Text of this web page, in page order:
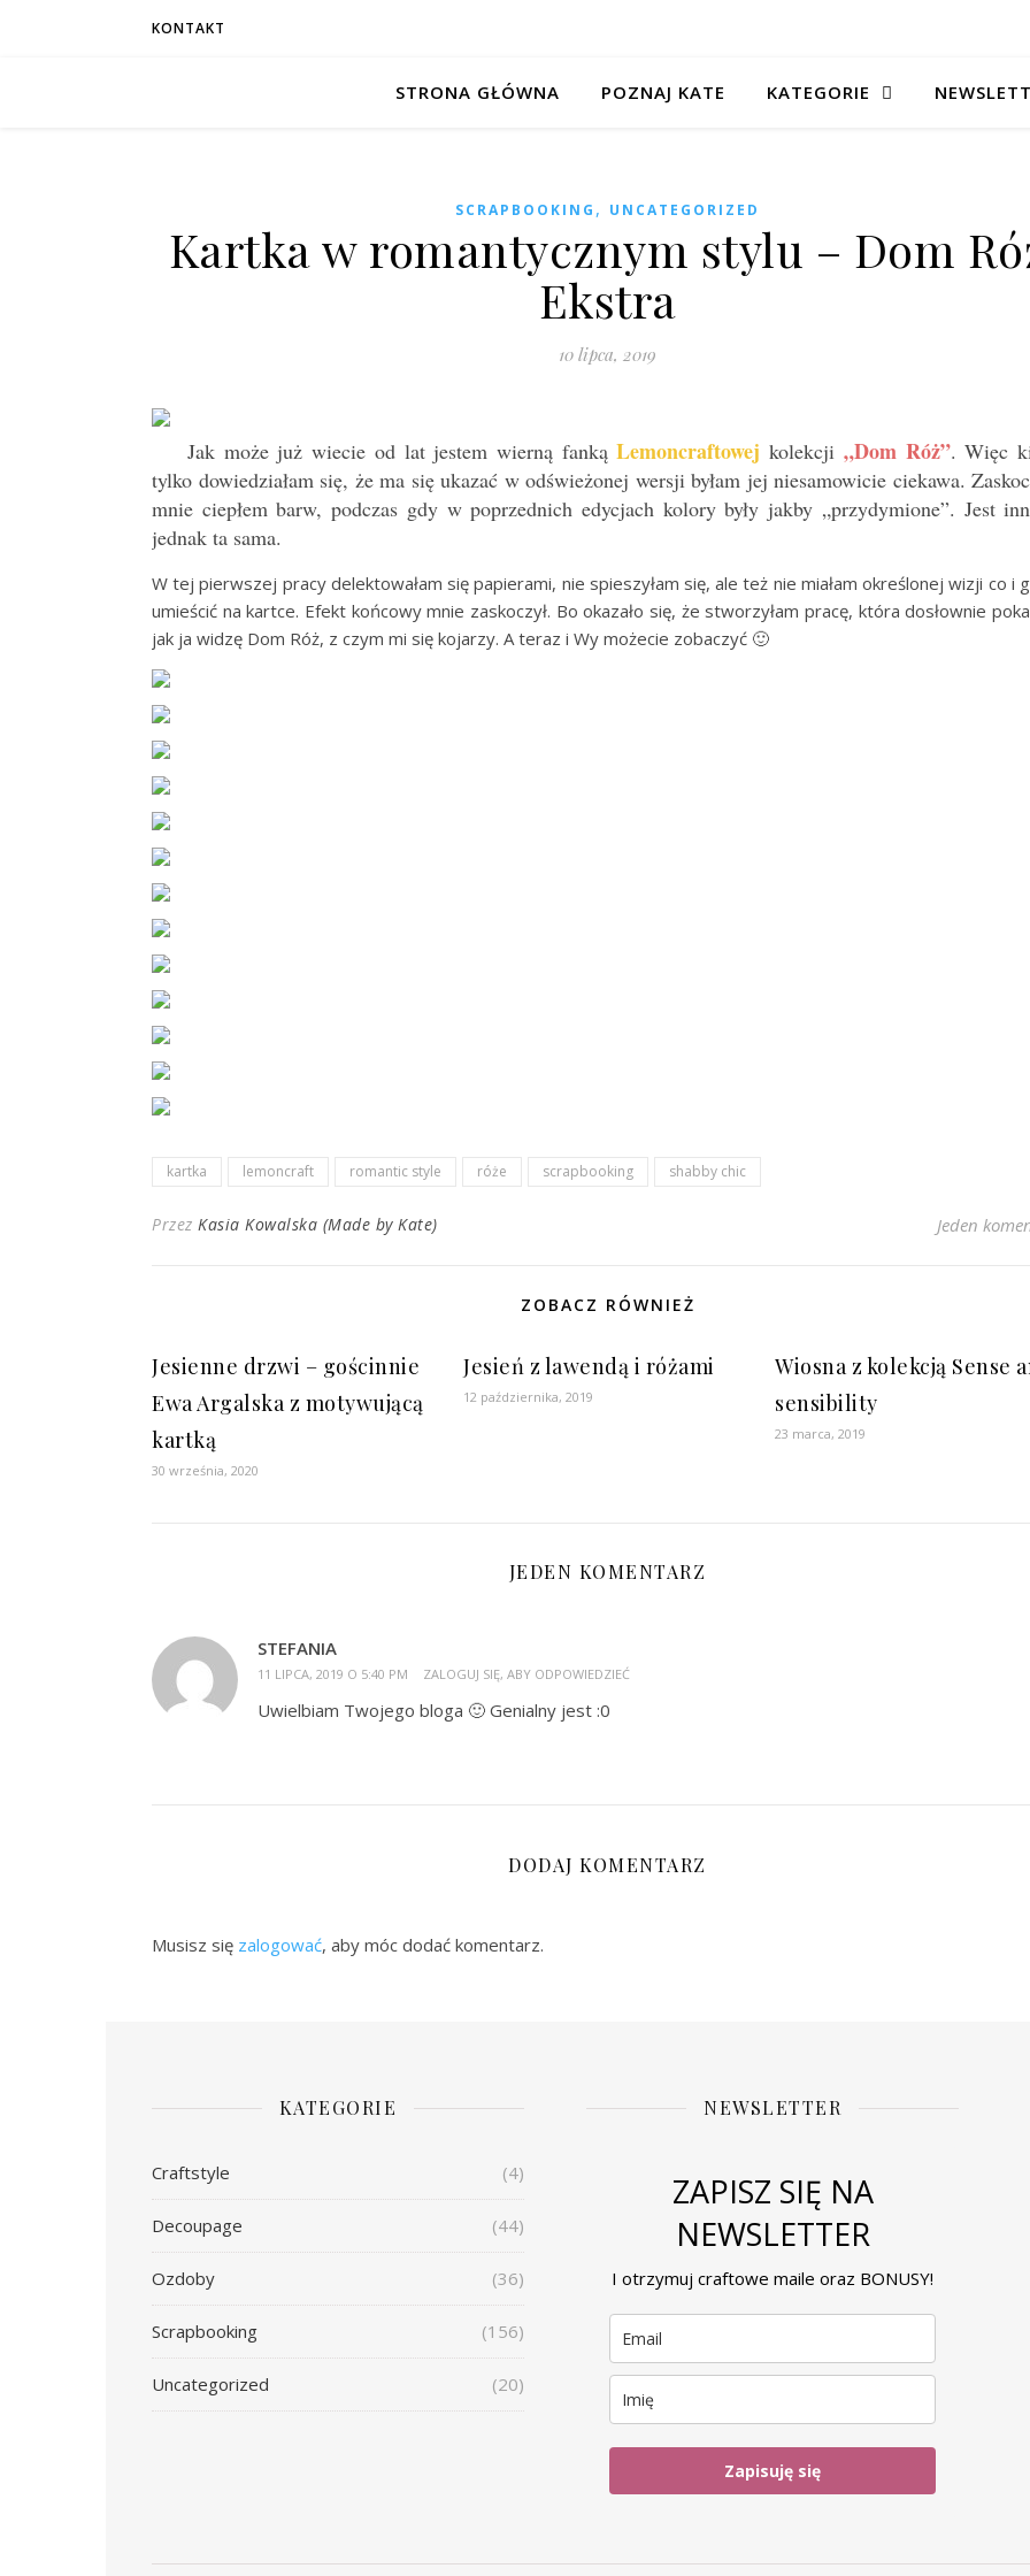
KONTAKT
STRONA GŁÓWNA POZNAJ KATE KATEGORIE
SCRAPBOOKING , UNCATEGORIZED
Kartka w romantycznym stylu – Dom
Ekstra
10 lipca, 2019
Jak może już wiecie od lat jestem wierną fankąLemoncraftowej kolekcji „Dom Róż”. Więc
tylko dowiedziałam się, że ma się ukazać w odświeżonej wersji byłam jej niesamowicie ciekawa.
mnie ciepłem barw, podczas gdy w poprzednich edycjach kolory były jakby „przydymione”. Jest
jednak ta sama.
W tej pierwszej pracy delektowałam się papierami, nie spieszyłam się, ale też nie miałam określonej wizji co i
umieścić na kartce. Efekt końcowy mnie zaskoczył. Bo okazało się, że stworzyłam pracę, która dosłownie
jak ja widzę Dom Róż, z czym mi się kojarzy. A teraz i Wy możecie zobaczyć 🙂
kartka lemoncraft romantic style róże scrapbooking shabby chic
Przez Kasia Kowalska (Made by Kate) Jeden
ZOBACZ RÓWNIEŻ
Jesienne drzwi – gościnnie
Ewa Argalska z motywującą
kartką
30 września, 2020
Jesień z lawendą i różami
12 października, 2019
Wiosna z kolekcją Sense
sensibility
23 marca, 2019
JEDEN KOMENTARZ
STEFANIA
11 LIPCA, 2019 O 5:40 PM ZALOGUJ SIĘ, ABY ODPOWIEDZIEĆ
Uwielbiam Twojego bloga 🙂 Genialny jest :0
DODAJ KOMENTARZ
Musisz się zalogować, aby móc dodać komentarz.
KATEGORIE
Craftstyle (4)
Decoupage (44)
Ozdoby (36)
Scrapbooking (156)
Uncategorized (20)
NEWSLETTER
ZAPISZ SIĘ NA
NEWSLETTER
I otrzymuj craftowe maile oraz BONUSY!
Zapisuję się